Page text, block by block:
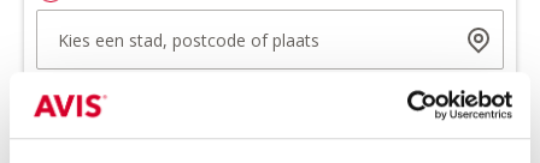
Kies een stad, postcode of plaats
Ergens anders inleveren
2
Wanneer?Ophalen